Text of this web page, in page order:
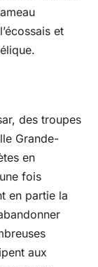
et
des troupes
Grande-
en
fois
en partie la
aux